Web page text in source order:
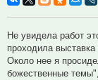
Не увидела работ
проходила
Около нее я
божественные